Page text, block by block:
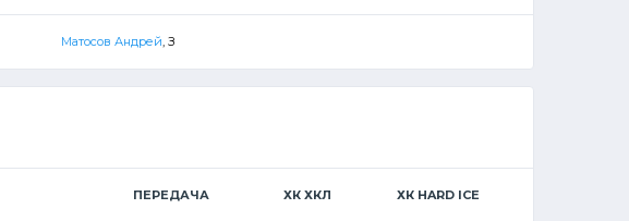
Матосов Андрей, З
ПЕРЕДАЧА ХК ХКЛ ХК HARD ICE